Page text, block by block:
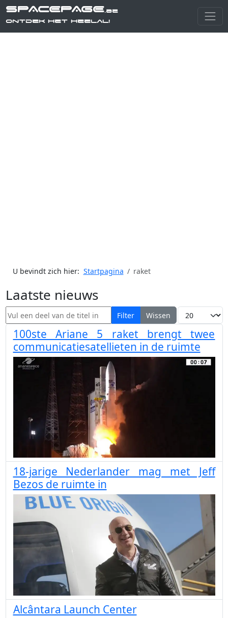
SPACEPAGE.be
Ontdek het heelal!
U bevindt zich hier: Startpagina raket
Laatste nieuws
Vul een deel van de titel in Filter Wissen Toon #
100ste Ariane 5 raket brengt twee
communicatiesatellieten in de ruimte
18-jarige Nederlander mag met Jeff
Bezos de ruimte in
Alcântara Launch Center